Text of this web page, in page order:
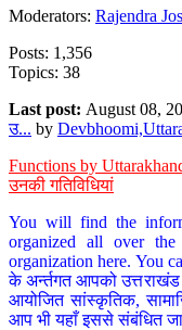
Moderators: Rajendra
Posts: 1,356
Topics: 38
Last post: August 08,
उ... by
Functions by
उनकी गतिविधियां
You will find the
organized all over
organization here. You
के अर्न्तगत आपको उत्तराखंड
आयोजित सांस्कृतिक,
आप भी यहाँ इससे संबंधित